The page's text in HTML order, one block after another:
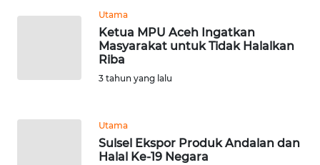
Utama
Ketua MPU Aceh Ingatkan
Masyarakat untuk Tidak Halalkan
Riba
3 tahun yang lalu
Utama
Sulsel Ekspor Produk Andalan dan
Halal Ke-19 Negara